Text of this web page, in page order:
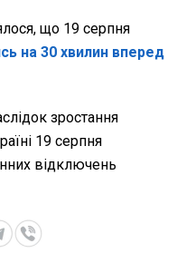
що 19 серпня
на 30 хвилин вперед
зростання
19 серпня
відключень